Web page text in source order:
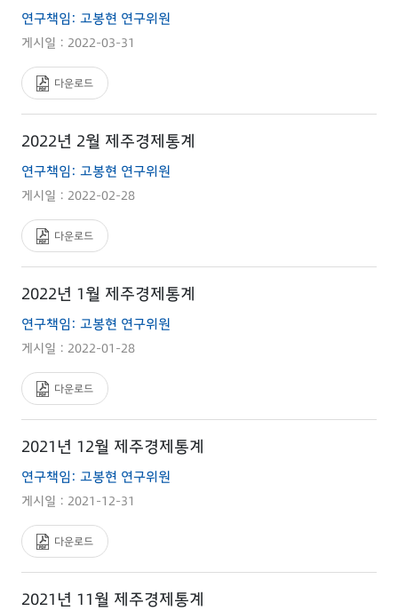
연구책임: 고봉현 연구위원
게시일 : 2022-03-31
다운로드
2022년 2월 제주경제통계
연구책임: 고봉현 연구위원
게시일 : 2022-02-28
다운로드
2022년 1월 제주경제통계
연구책임: 고봉현 연구위원
게시일 : 2022-01-28
다운로드
2021년 12월 제주경제통계
연구책임: 고봉현 연구위원
게시일 : 2021-12-31
다운로드
2021년 11월 제주경제통계